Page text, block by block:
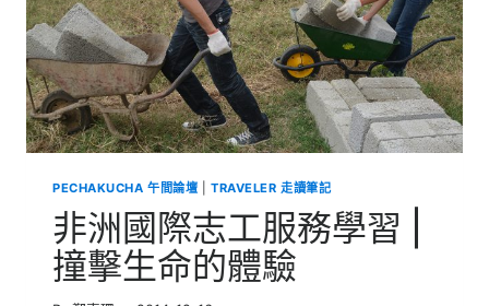
學
營
|
前
進
美
國
城，
走
入
科
學
PECHAKUCHA 午間論壇 |TRAVELER 走讀筆記
非洲國際志工服務學習 |
撞擊生命的體驗